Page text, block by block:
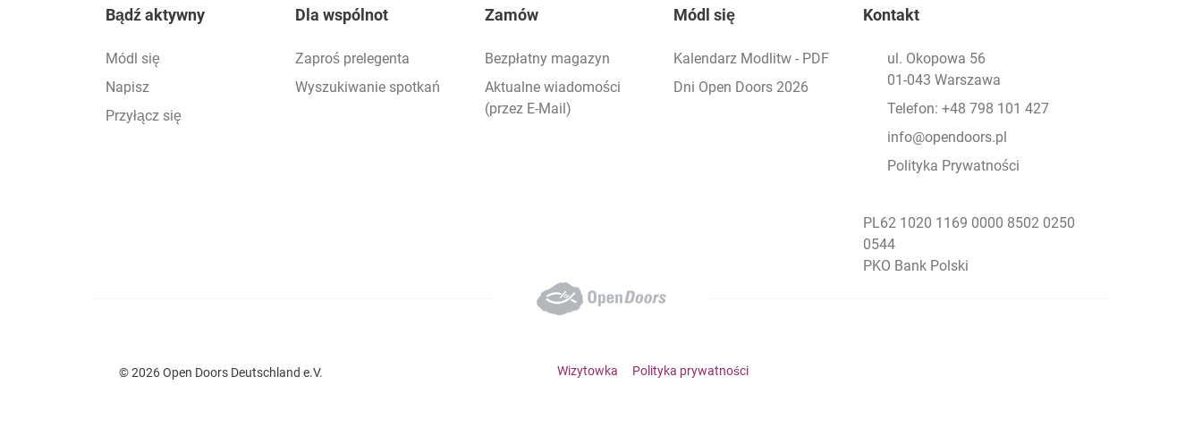
Kontakt
ul. Okopowa 56
01-043 Warszawa
Telefon: +48 798 101 427
info@opendoors.pl
Polityka Prywatności
PL62 1020 1169 0000 8502 0250
0544
PKO Bank Polski
Footer
Bądź aktywny
Módl się
Napisz
Przyłącz się
Dla wspólnot
Zaproś prelegenta
Wyszukiwanie spotkań
Zamów
Bezpłatny magazyn
Aktualne wiadomości
(przez E-Mail)
Módl się
Kalendarz Modlitw - PDF
Dni Open Doors 2026
© 2026 Open Doors Deutschland e.V. Footer bottom menu
Wizytowka Polityka prywatności